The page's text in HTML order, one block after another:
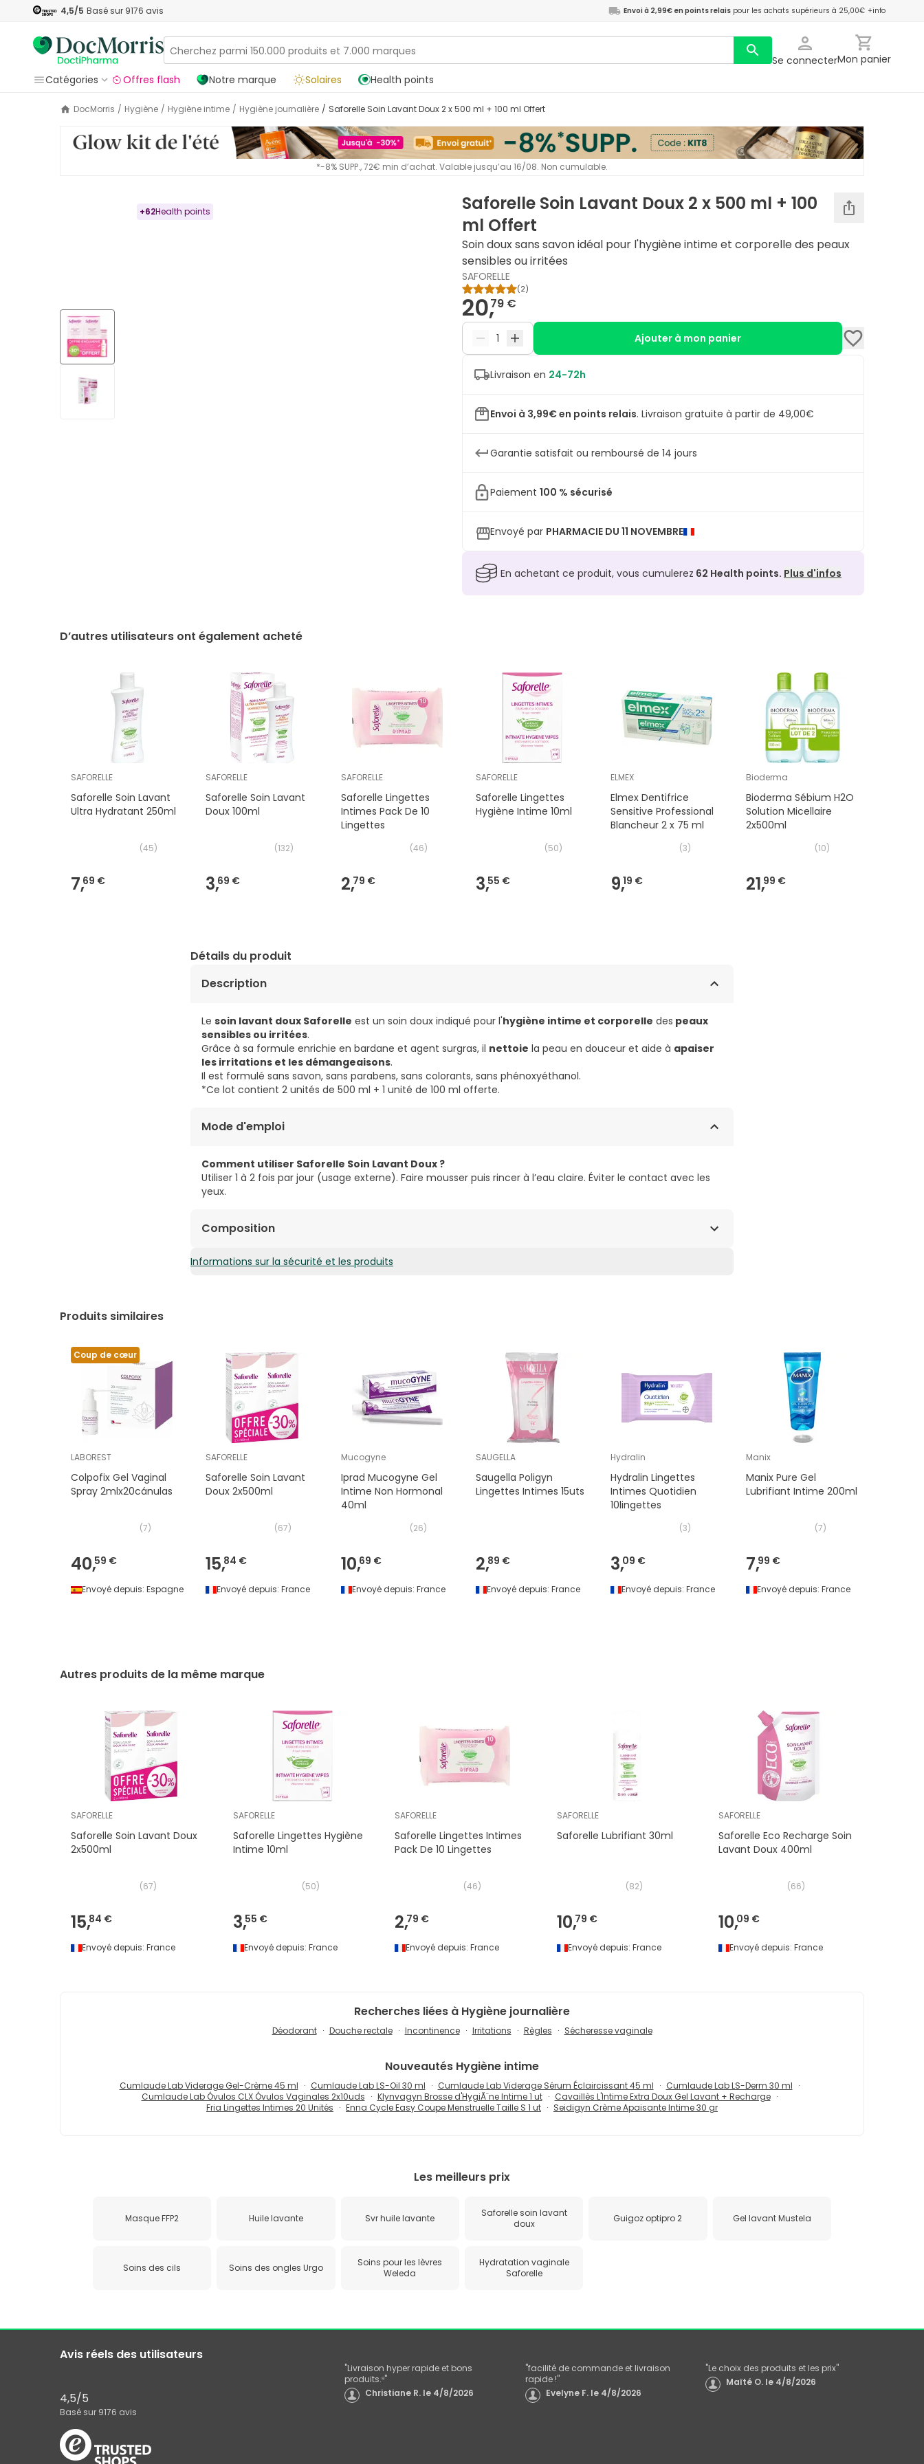
4,5/5 Basé sur 9176 avis Envoi à 2,99€ en points relais pour les achats supérieurs à 25,00€ +info
Se connecterMon panier
Catégories
Offres flash Notre marque Solaires Health points
DocMorris / Hygiène / Hygiène intime / Hygiène journalière / Saforelle Soin Lavant Doux 2 x 500 ml + 100 ml Offert
*-8% SUPP., 72€ min d’achat. Valable jusqu’au 16/08. Non cumulable.
+62Health points
Saforelle Soin Lavant Doux 2 x 500 ml + 100
ml Offert
Soin doux sans savon idéal pour l'hygiène intime et corporelle des peaux
sensibles ou irritées
SAFORELLE
(2)
20,79 €
Ajouter à mon panier
Livraison en 24-72h
Envoi à 3,99€ en points relais. Livraison gratuite à partir de 49,00€
Garantie satisfait ou remboursé de 14 jours
Paiement 100 % sécurisé
Envoyé par PHARMACIE DU 11 NOVEMBRE
En achetant ce produit, vous cumulerez 62 Health points. Plus d'infos
D’autres utilisateurs ont également acheté
SAFORELLE
Saforelle Soin Lavant
Ultra Hydratant 250ml
(45)
7,69 €
SAFORELLE
Saforelle Soin Lavant
Doux 100ml
(132)
3,69 €
SAFORELLE
Saforelle Lingettes
Intimes Pack De 10
Lingettes
(46)
2,79 €
SAFORELLE
Saforelle Lingettes
Hygiène Intime 10ml
(50)
3,55 €
ELMEX
Elmex Dentifrice
Sensitive Professional
Blancheur 2 x 75 ml
(3)
9,19 €
Bioderma
Bioderma Sébium H2O
Solution Micellaire
2x500ml
(10)
21,99 €
Détails du produit
Description
Le soin lavant doux Saforelle est un soin doux indiqué pour l'hygiène intime et corporelle des peaux
sensibles ou irritées.
Grâce à sa formule enrichie en bardane et agent surgras, il nettoie la peau en douceur et aide à apaiser
les irritations et les démangeaisons.
Il est formulé sans savon, sans parabens, sans colorants, sans phénoxyéthanol.
*Ce lot contient 2 unités de 500 ml + 1 unité de 100 ml offerte.
Mode d'emploi
Comment utiliser Saforelle Soin Lavant Doux ?
Utiliser 1 à 2 fois par jour (usage externe). Faire mousser puis rincer à l’eau claire. Éviter le contact avec les
yeux.
Composition
AQUA, COCAMIDOPROPYL BETAINE, COCAMIDE DEA, SODIUM CHLORIDE, PEG-6 CAPRYLIC/CAPRIC GLYCERIDES,
Informations sur la sécurité et les produits
Produits similaires
Coup de cœur
LABOREST
Colpofix Gel Vaginal
Spray 2mlx20cánulas
(7)
40,59 €
Envoyé depuis: Espagne
SAFORELLE
Saforelle Soin Lavant
Doux 2x500ml
(67)
15,84 €
Envoyé depuis: France
Mucogyne
Iprad Mucogyne Gel
Intime Non Hormonal
40ml
(26)
10,69 €
Envoyé depuis: France
SAUGELLA
Saugella Poligyn
Lingettes Intimes 15uts
2,89 €
Envoyé depuis: France
Hydralin
Hydralin Lingettes
Intimes Quotidien
10lingettes
(3)
3,09 €
Envoyé depuis: France
Manix
Manix Pure Gel
Lubrifiant Intime 200ml
(7)
7,99 €
Envoyé depuis: France
Autres produits de la même marque
SAFORELLE
Saforelle Soin Lavant Doux
2x500ml
(67)
15,84 €
Envoyé depuis: France
SAFORELLE
Saforelle Lingettes Hygiène
Intime 10ml
(50)
3,55 €
Envoyé depuis: France
SAFORELLE
Saforelle Lingettes Intimes
Pack De 10 Lingettes
(46)
2,79 €
Envoyé depuis: France
SAFORELLE
Saforelle Lubrifiant 30ml
(82)
10,79 €
Envoyé depuis: France
SAFORELLE
Saforelle Eco Recharge Soin
Lavant Doux 400ml
(66)
10,09 €
Envoyé depuis: France
Recherches liées à Hygiène journalière
Déodorant Douche rectale Incontinence Irritations Règles Sécheresse vaginale
Nouveautés Hygiène intime
Cumlaude Lab Viderage Gel-Crème 45 ml Cumlaude Lab LS-Oil 30 ml Cumlaude Lab Viderage Sérum Éclaircissant 45 ml
Cumlaude Lab LS-Derm 30 ml
Cumlaude Lab Óvulos CLX Óvulos Vaginales 2x10uds
Klynvagyn Brosse d'HygiÃ¨ne Intime 1 ut
Cavaillès L'Intime Extra Doux Gel Lavant + Recharge
Fria Lingettes Intimes 20 Unités
Enna Cycle Easy Coupe Menstruelle Taille S 1 ut Seidigyn Crème Apaisante Intime 30 gr
Les meilleurs prix
Masque FFP2 Huile lavante Svr huile lavante
Saforelle soin lavant
doux
Guigoz optipro 2 Gel lavant Mustela
Soins des cils Soins des ongles Urgo
Soins pour les lèvres
Weleda
Hydratation vaginale
Saforelle
Avis réels des utilisateurs
4,5/5
Basé sur 9176 avis
"Livraison hyper rapide et bons
produits.⁹"
Christiane R. le 4/8/2026
"facilité de commande et livraison
rapide !"
Evelyne F. le 4/8/2026
"Le choix des produits et les prix"
Maïté O. le 4/8/2026